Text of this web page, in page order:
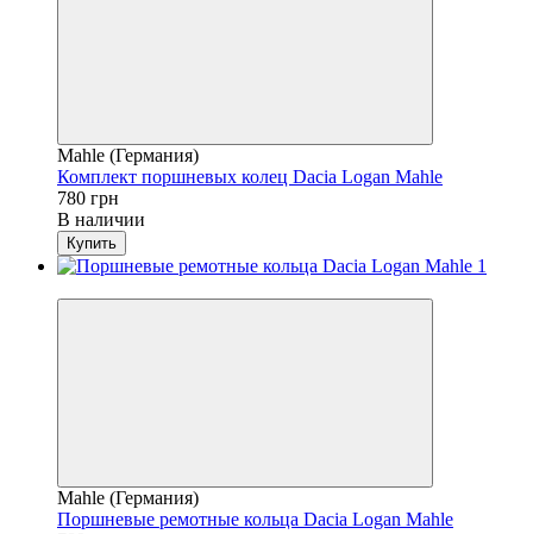
Mahle (Германия)
Комплект поршневых колец Dacia Logan Mahle
780 грн
В наличии
Купить
Mahle (Германия)
Поршневые ремотные кольца Dacia Logan Mahle